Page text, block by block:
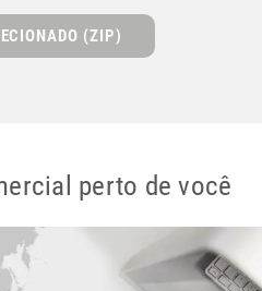
(ZIP)
perto de você